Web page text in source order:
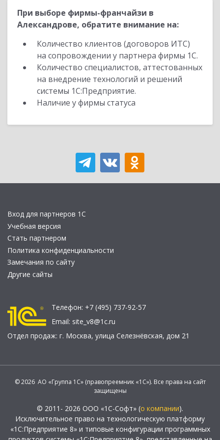
При выборе фирмы-франчайзи в
Александрове, обратите внимание на:
Количество клиентов (договоров ИТС)
на сопровождении у партнера фирмы 1С.
Количество специалистов, аттестованных
на внедрение технологий и решений
системы 1С:Предприятие.
Наличие у фирмы статуса
Вход для партнеров 1С
Учебная версия
Стать партнером
Политика конфиденциальности
Замечания по сайту
Другие сайты
Телефон: +7 (495) 737-92-57
Email: site_v8@1c.ru
Отдел продаж: г. Москва, улица Селезнёвская, дом 21
© 2026 АО «Группа 1С» (правопреемник «1С»). Все права на сайт
защищены
© 2011- 2026 ООО «1С-Софт» (о компании).
Исключительное право на технологическую платформу
«1С:Предприятие 8» и типовые конфигурации программных